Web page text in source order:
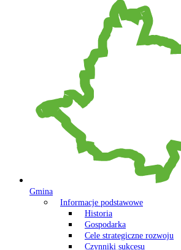
Gmina
Informacje podstawowe
Historia
Gospodarka
Cele strategiczne rozwoju
Czynniki sukcesu